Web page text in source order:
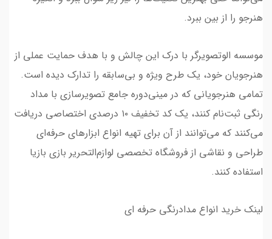
هنرجو را از بین ببرد.
موسسه الوتصویرگر با درک این چالش و با هدف حمایت عملی از
هنرجویان خود، یک طرح ویژه و بی‌سابقه را تدارک دیده است.
تمامی هنرجویانی که در مینی‌دوره جامع تصویرسازی با مداد
رنگی ثبت‌نام کنند، یک کد تخفیف ۱۰ درصدی اختصاصی دریافت
می‌کنند که می‌توانند از آن برای تهیه انواع ابزارهای حرفه‌ای
طراحی و نقاشی از فروشگاه تخصصی لوازم‌التحریر بازی بازیا
استفاده کنند.
لینک خرید انواع مدادرنگی حرفه ای